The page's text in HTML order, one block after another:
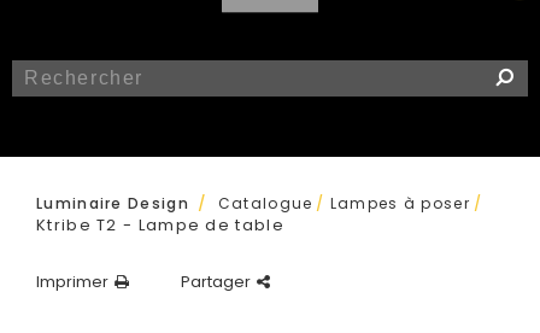
Se connecter
Luminaire Design / Catalogue / Lampes à poser /
Ktribe T2 - Lampe de table
Imprimer Partager